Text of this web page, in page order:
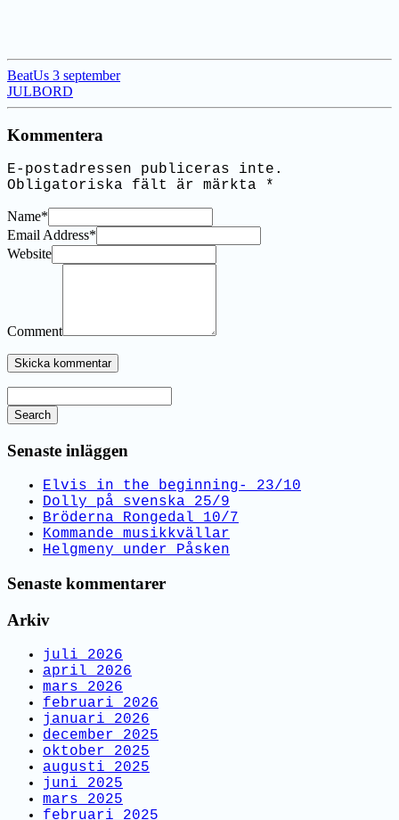
BeatUs 3 september
JULBORD
Kommentera
E-postadressen publiceras inte.
Obligatoriska fält är märkta
*
Name*
Email Address*
Website
Comment
Search
Senaste inläggen
Elvis in the beginning- 23/10
Dolly på svenska 25/9
Bröderna Rongedal 10/7
Kommande musikkvällar
Helgmeny under Påsken
Senaste kommentarer
Arkiv
juli 2026
april 2026
mars 2026
februari 2026
januari 2026
december 2025
oktober 2025
augusti 2025
juni 2025
mars 2025
februari 2025